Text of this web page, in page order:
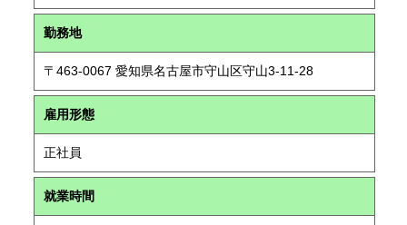
勤務地
〒463-0067 愛知県名古屋市守山区守山3-11-28
雇用形態
正社員
就業時間